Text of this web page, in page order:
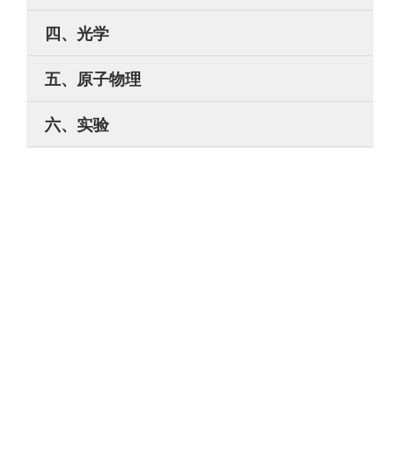
四、光学
五、原子物理
六、实验